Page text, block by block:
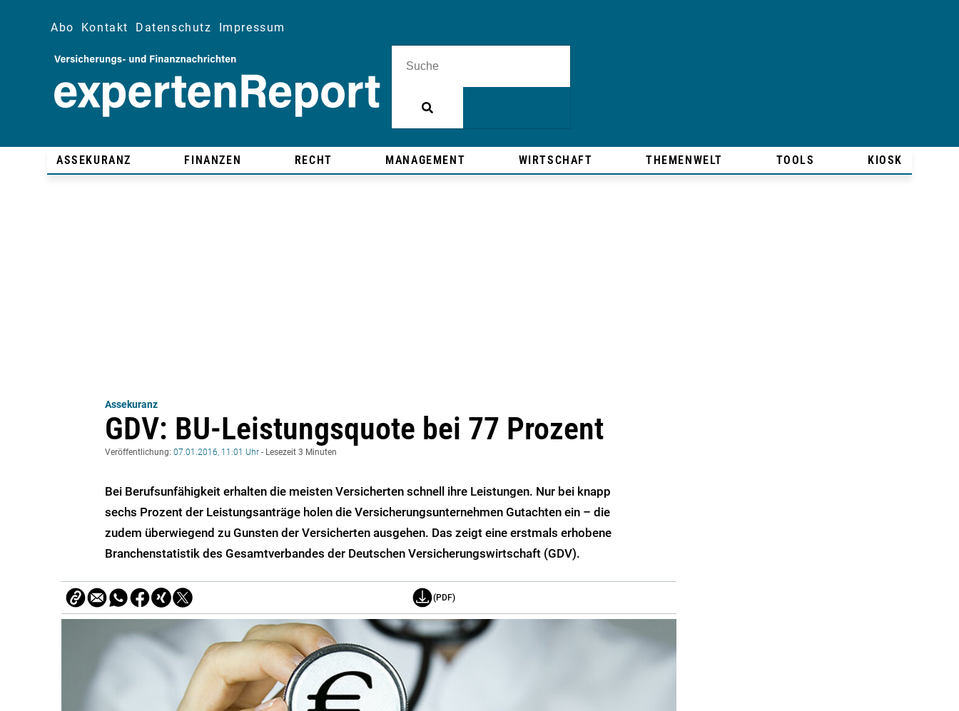
Abo Kontakt Datenschutz Impressum
ASSEKURANZ FINANZEN RECHT MANAGEMENT WIRTSCHAFT THEMENWELT TOOLS KIOSK
Assekuranz
GDV: BU-Leistungsquote bei 77 Prozent
Veröffentlichung: 07.01.2016, 11:01 Uhr - Lesezeit 3 Minuten
Bei Berufsunfähigkeit erhalten die meisten Versicherten schnell ihre Leistungen. Nur bei knapp
sechs Prozent der Leistungsanträge holen die Versicherungsunternehmen Gutachten ein – die
zudem überwiegend zu Gunsten der Versicherten ausgehen. Das zeigt eine erstmals erhobene
Branchenstatistik des Gesamtverbandes der Deutschen Versicherungswirtschaft (GDV).
(PDF)